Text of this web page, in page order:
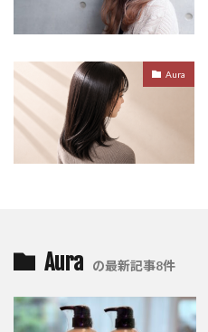
Aura
Aura の最新記事8件